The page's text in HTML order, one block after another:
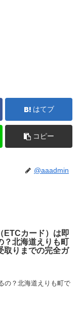
はてブ
コピー
@aaadmin
ETCカード）は即
？北海道えりも町
取りまでの完全ガ
の？北海道えりも町で